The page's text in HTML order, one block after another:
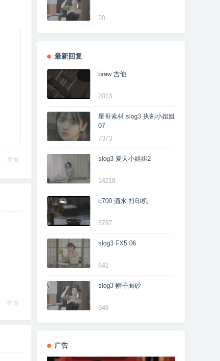
举报
举报
20
最新回复
braw 吉他
2013
星哥素材 slog3 执剑小姐姐
07
7373
slog3 夏天小姐姐2
14218
c700 酒水 打印机
3787
slog3 FX5 06
642
slog3 帽子面砂
948
广告